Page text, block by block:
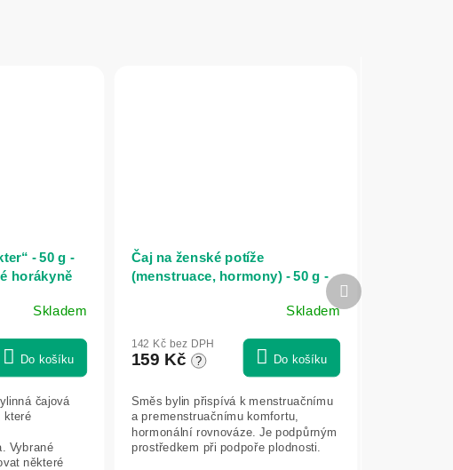
- 50 g -
horákyně
Skladem
Do košíku
čajová
které
Vybrané
některé
Čaj na ženské potíže
(menstruace, hormony) - 50 g -
Skladem
142 Kč bez DPH
159 Kč ? Do košíku
Směs bylin přispívá k menstruačnímu
a premenstruačnímu komfortu,
hormonální rovnováze. Je podpůrným
prostředkem při podpoře plodnosti.
Další
produkt